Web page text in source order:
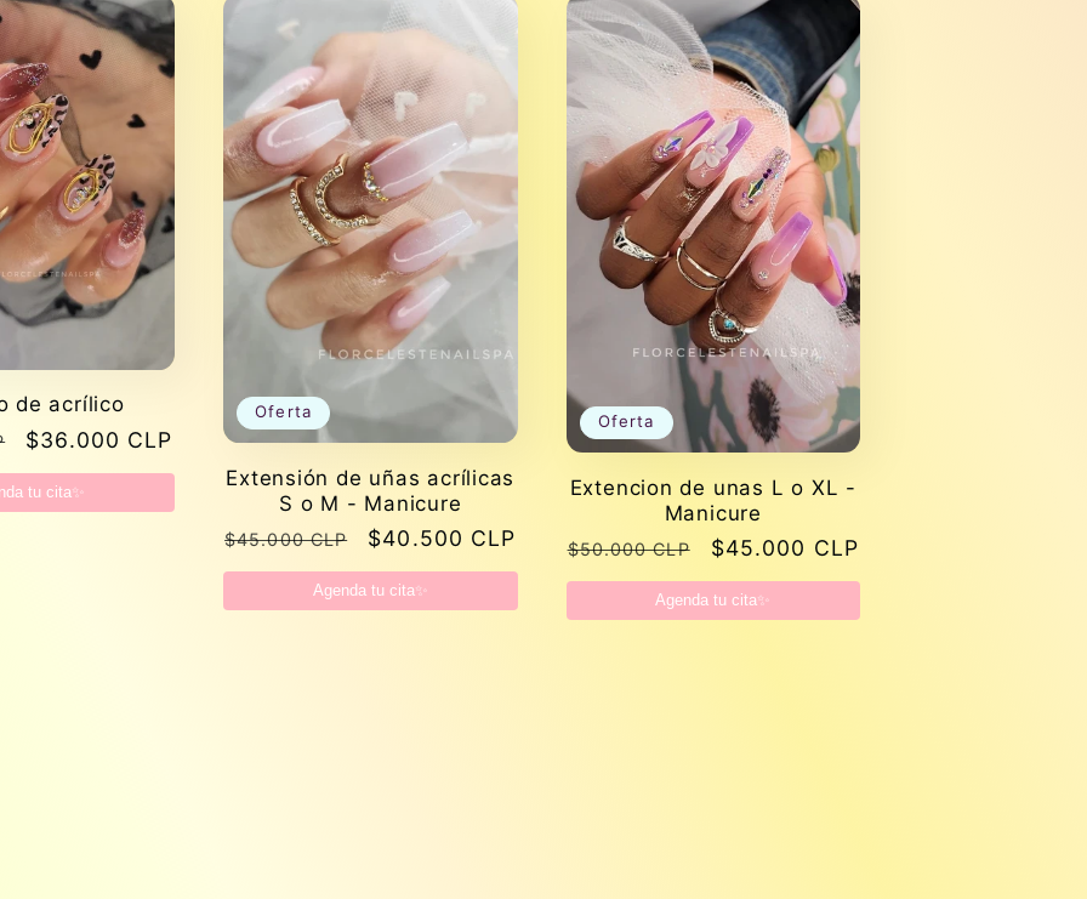
de acrílico
Precio
de
oferta
$36.000 CLP
tu cita✨
Oferta
Extensión de uñas acrílicas
S o M - Manicure
Precio
habitual
$45.000 CLP
Precio
de
oferta
$40.500 CLP
Agenda tu cita✨
Oferta
Extencion de unas L o XL -
Manicure
Precio
habitual
$50.000 CLP
Precio
de
oferta
$45.000 CLP
Agenda tu cita✨